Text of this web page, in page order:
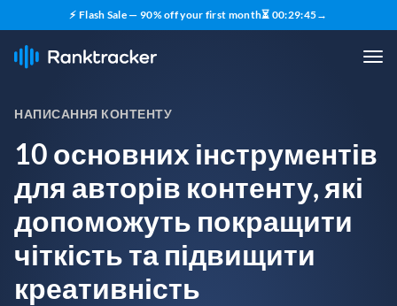
⚡ Flash Sale — 90% off your first month⏳ 00:29:44→
НАПИСАННЯ КОНТЕНТУ
10 основних інструментів
для авторів контенту, які
допоможуть покращити
чіткість та підвищити
креативність